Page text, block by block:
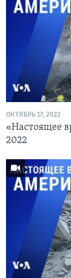
ОКТЯБРЬ 17, 2022
«Настоящее
2022